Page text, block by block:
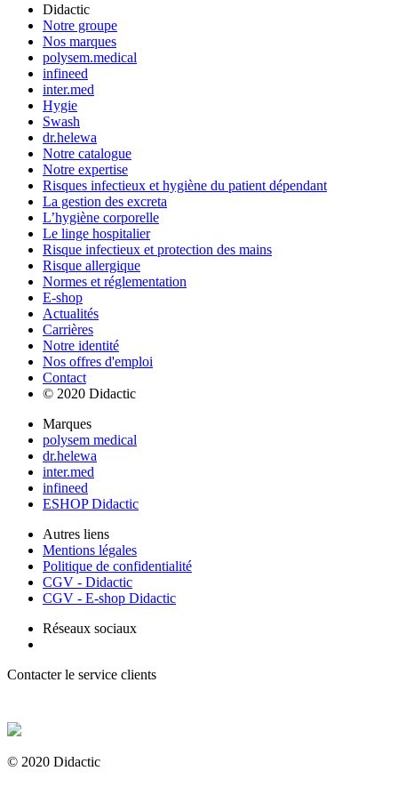
Didactic
Notre groupe
Nos marques
polysem.medical
infineed
inter.med
Hygie
Swash
dr.helewa
Notre catalogue
Notre expertise
Risques infectieux et hygiène du patient dépendant
La gestion des excreta
L’hygiène corporelle
Le linge hospitalier
Risque infectieux et protection des mains
Risque allergique
Normes et réglementation
E-shop
Actualités
Carrières
Notre identité
Nos offres d'emploi
Contact
© 2020 Didactic
Marques
polysem medical
dr.helewa
inter.med
infineed
ESHOP Didactic
Autres liens
Mentions légales
Politique de confidentialité
CGV - Didactic
CGV - E-shop Didactic
Réseaux sociaux
Contacter le service clients
© 2020 Didactic